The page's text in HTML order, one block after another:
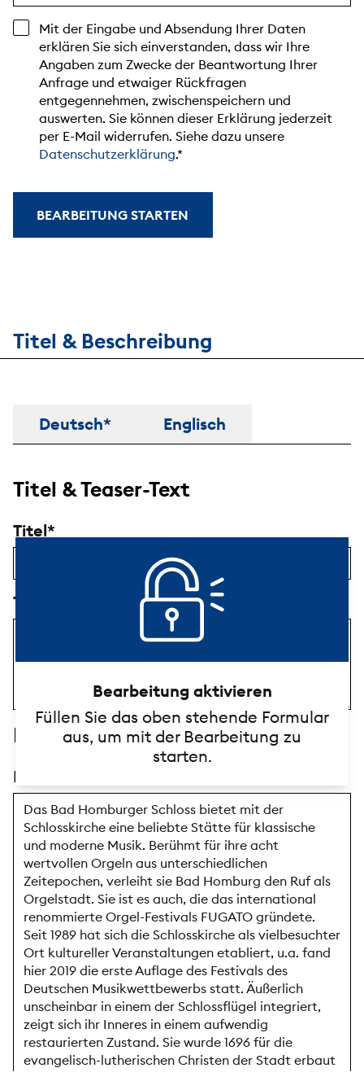
Mit der Eingabe und Absendung Ihrer Daten
erklären Sie sich einverstanden, dass wir Ihre
Angaben zum Zwecke der Beantwortung Ihrer
Anfrage und etwaiger Rückfragen
entgegennehmen, zwischenspeichern und
auswerten. Sie können dieser Erklärung jederzeit
per E-Mail widerrufen. Siehe dazu unsere
Datenschutzerklärung.
BEARBEITUNG STARTEN
Bearbeitung aktivieren
Füllen Sie das oben stehende Formular
aus, um mit der Bearbeitung zu
starten.
Titel & Beschreibung
Deutsch* Englisch
Titel & Teaser-Text
Titel
Teaser-Text
Beschreibung
Beschreibungstext
Das Bad Homburger Schloss bietet mit der
Schlosskirche eine beliebte Stätte für klassische
und moderne Musik. Berühmt für ihre acht
wertvollen Orgeln aus unterschiedlichen
Zeitepochen, verleiht sie Bad Homburg den Ruf als
Orgelstadt. Sie ist es auch, die das international
renommierte Orgel-Festivals FUGATO gründete.
Seit 1989 hat sich die Schlosskirche als vielbesuchter
Ort kultureller Veranstaltungen etabliert, u.a. fand
hier 2019 die erste Auflage des Festivals des
Deutschen Musikwettbewerbs statt. Äußerlich
unscheinbar in einem der Schlossflügel integriert,
zeigt sich ihr Inneres in einem aufwendig
restaurierten Zustand. Sie wurde 1696 für die
evangelisch-lutherischen Christen der Stadt erbaut